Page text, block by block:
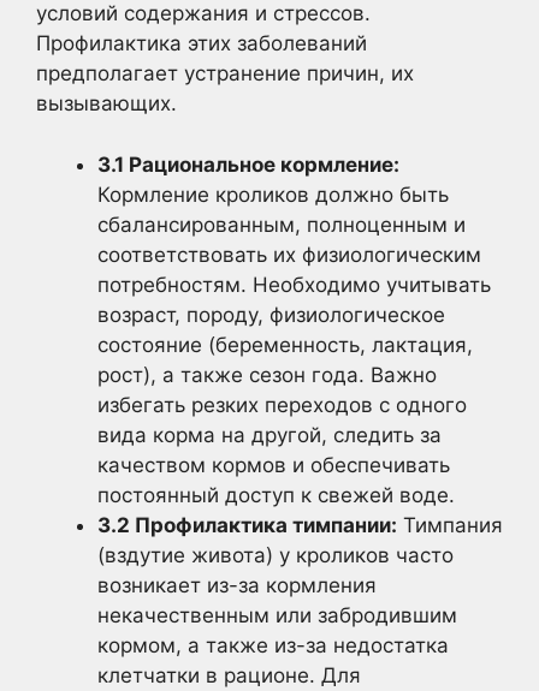
условий содержания и стрессов.
Профилактика этих заболеваний
предполагает устранение причин, их
вызывающих.
3.1 Рациональное кормление:
Кормление кроликов должно быть
сбалансированным, полноценным и
соответствовать их физиологическим
потребностям. Необходимо учитывать
возраст, породу, физиологическое
состояние (беременность, лактация,
рост), а также сезон года. Важно
избегать резких переходов с одного
вида корма на другой, следить за
качеством кормов и обеспечивать
постоянный доступ к свежей воде.
3.2 Профилактика тимпании: Тимпания
(вздутие живота) у кроликов часто
возникает из-за кормления
некачественным или забродившим
кормом, а также из-за недостатка
клетчатки в рационе. Для